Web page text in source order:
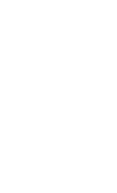
시간 모니터
듈(JAVA,
성도
시장을 선도
하세요.